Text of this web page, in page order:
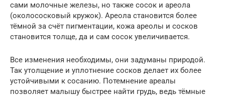
сами молочные железы, но также сосок и ареола
(околососковый кружок). Ареола становится более
тёмной за счёт пигментации, кожа ареолы и сосков
становится толще, да и сам сосок увеличивается.
Все изменения необходимы, они задуманы природой.
Так утолщение и уплотнение сосков делает их более
устойчивыми к сосанию. Потемнение ареалы
позволяет малышу быстрее найти грудь, ведь тёмные